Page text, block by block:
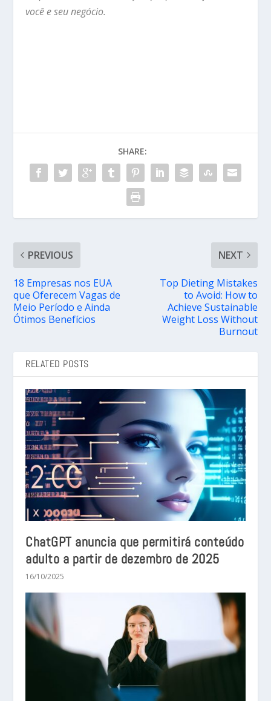
você e seu negócio.
SHARE:
PREVIOUS
18 Empresas nos EUA
que Oferecem Vagas de
Meio Período e Ainda
Ótimos Benefícios
NEXT
Top Dieting Mistakes
to Avoid: How to
Achieve Sustainable
Weight Loss Without
Burnout
RELATED POSTS
ChatGPT anuncia que permitirá conteúdo
adulto a partir de dezembro de 2025
16/10/2025